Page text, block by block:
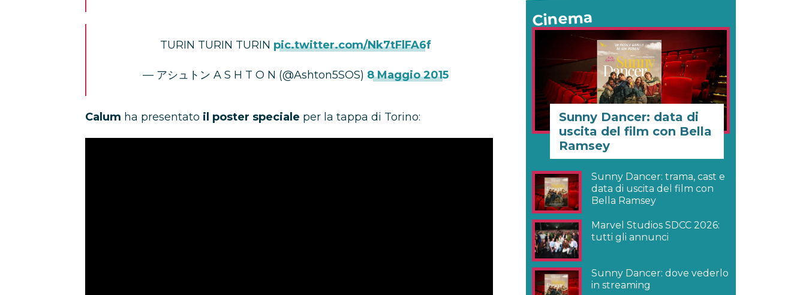
TURIN TURIN TURIN pic.twitter.com/Nk7tFlFA6f
— アシュトン A S H T O N (@Ashton5SOS) 8 Maggio 2015
Calum ha presentato il poster speciale per la tappa di Torino:
Cinema
Sunny Dancer: data di
uscita del film con Bella
Ramsey
Sunny Dancer: trama, cast e
data di uscita del film con
Bella Ramsey
Marvel Studios SDCC 2026:
tutti gli annunci
Sunny Dancer: dove vederlo
in streaming